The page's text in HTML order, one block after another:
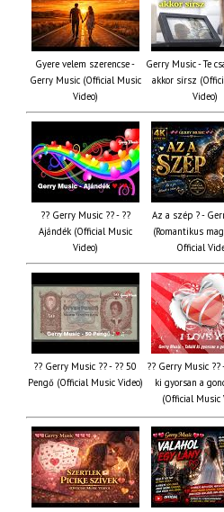
Gyere velem szerencse -
Gerry Music (Official Music
Video)
Gerry Music - Te
akkor sírsz
Video)
?? Gerry Music ?? - ??
Ajándék (Official Music
Video)
Az a szép ? -
(Romantikus
Official
?? Gerry Music ?? - ?? 50
Pengő (Official Music Video)
?? Gerry Music ??
ki gyorsan a
(Official Music